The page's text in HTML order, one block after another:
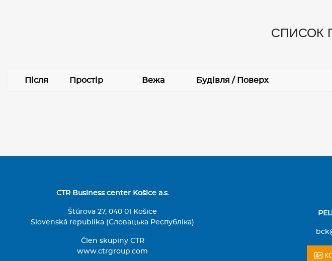
СПИСОК
Після Простір Вежа Будівля / Поверх
CTR Business center Košice a.s.
Štúrova 27, 040 01 Košice
Slovenská republika (Словацька Республіка)
Člen skupiny CTR
www.ctrgroup.com